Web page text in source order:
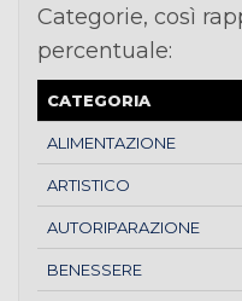
Categorie, così
percentuale:
CATEGORIA
ALIMENTAZIONE
ARTISTICO
AUTORIPARAZIONE
BENESSERE